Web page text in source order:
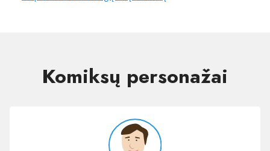
Komiksų personažai